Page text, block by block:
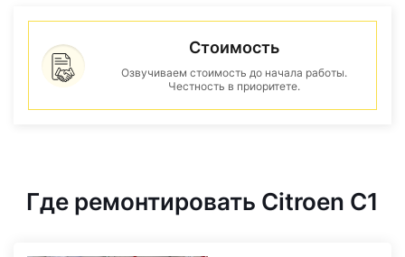
Стоимость
Озвучиваем стоимость до начала работы.
Честность в приоритете.
Где ремонтировать Citroen C1